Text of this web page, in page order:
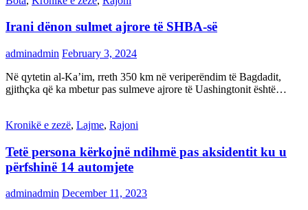
Irani dënon sulmet ajrore të SHBA-së
adminadmin February 3, 2024
Në qytetin al-Ka’im, rreth 350 km në veriperëndim të Bagdadit,
gjithçka që ka mbetur pas sulmeve ajrore të Uashingtonit është…
Kronikë e zezë, Lajme, Rajoni
Tetë persona kërkojnë ndihmë pas aksidentit ku u
përfshinë 14 automjete
adminadmin December 11, 2023